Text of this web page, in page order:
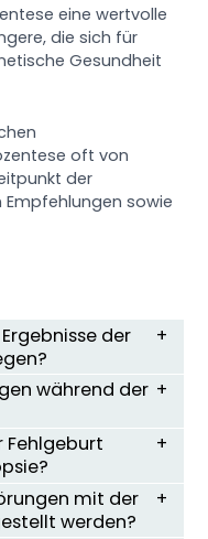
eine wertvolle
die sich für
Gesundheit
oft von
der
sowie
der
während der
Fehlgeburt
mit der
werden?